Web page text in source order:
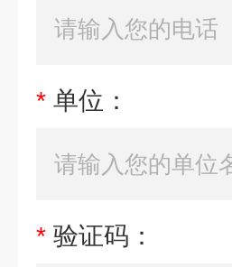
* 单位：
* 验证码：